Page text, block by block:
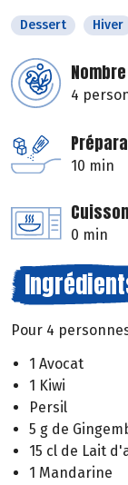
Dessert Hiver
4
10 min
Cuisson
0 min
Pour 4
1 Avocat
1 Kiwi
Persil
5 g de
15 cl de Lait
1 Mandarine